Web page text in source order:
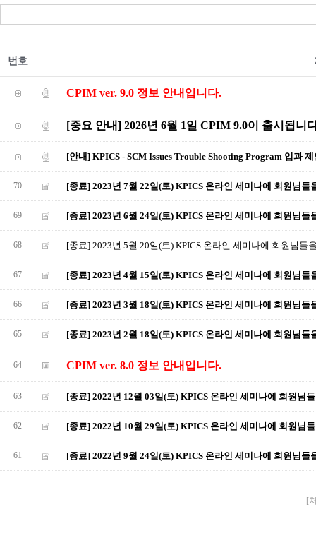
번호
CPIM ver. 9.0 정보 안내입니다.
[중요 안내] 2026년 6월 1일 CPIM 9.0이 출시됩니
[안내] KPICS - SCM Issues Trouble Shooting Program 입과 제
70 [종료] 2023년 7월 22일(토) KPICS 온라인 세미나에 회원님들
69 [종료] 2023년 6월 24일(토) KPICS 온라인 세미나에 회원님들
68 [종료] 2023년 5월 20일(토) KPICS 온라인 세미나에 회원님들
67 [종료] 2023년 4월 15일(토) KPICS 온라인 세미나에 회원님들
66 [종료] 2023년 3월 18일(토) KPICS 온라인 세미나에 회원님들
65 [종료] 2023년 2월 18일(토) KPICS 온라인 세미나에 회원님들
64 CPIM ver. 8.0 정보 안내입니다.
63 [종료] 2022년 12월 03일(토) KPICS 온라인 세미나에 회원님
62 [종료] 2022년 10월 29일(토) KPICS 온라인 세미나에 회원님
61 [종료] 2022년 9월 24일(토) KPICS 온라인 세미나에 회원님들
[